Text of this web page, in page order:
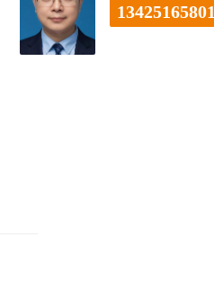
红岭北 2/6
13425165801